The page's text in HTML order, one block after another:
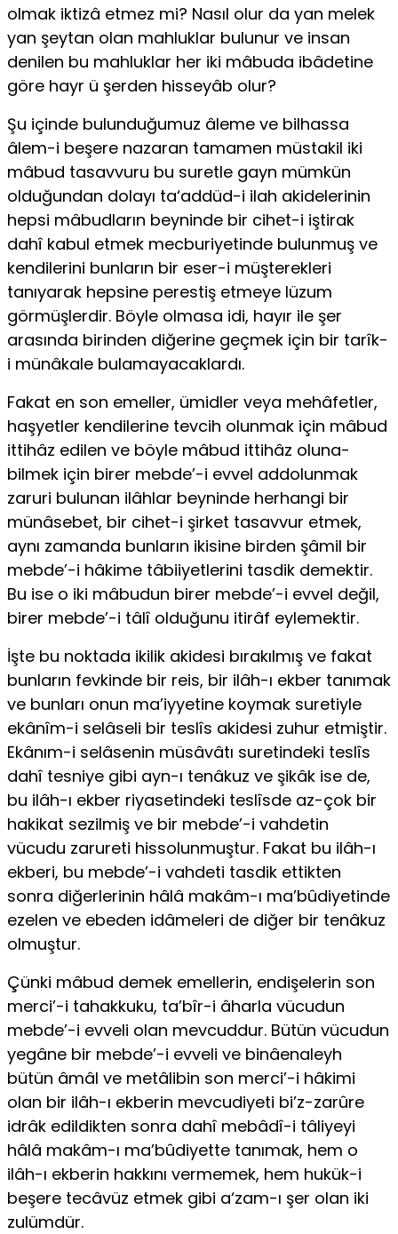
olmak iktizâ etmez mi? Nasıl olur da yan melek
yan şeytan olan mahluklar bulunur ve insan
denilen bu mahluklar her iki mâbuda ibâdetine
göre hayr ü şerden hisseyâb olur?
Şu içinde bulunduğumuz âleme ve bilhassa
âlem-i beşere nazaran ta­mamen müstakil iki
mâbud tasavvuru bu suretle gayn mümkün
olduğun­dan dolayı ta‘addüd-i ilah akidelerinin
hepsi mâbudların beyninde bir cihet-i iştirak
dahî kabul etmek mecburiyetinde bulunmuş ve
kendilerini bunların bir eser-i müşterekleri
tanıyarak hepsine perestiş etmeye lüzum
görmüşlerdir. Böyle olmasa idi, hayır ile şer
arasında birinden diğerine geçmek için bir tarîk-
i münâkale bulamayacaklardı.
Fakat en son emeller, ümidler veya mehâfetler,
haşyetler kendilerine tevcih olunmak için mâbud
ittihâz edilen ve böyle mâbud ittihâz oluna-
bilmek için birer mebde’-i evvel addolunmak
zaruri bulunan ilâhlar bey­ninde herhangi bir
münâsebet, bir cihet-i şirket tasavvur etmek,
aynı za­manda bunların ikisine birden şâmil bir
mebde’-i hâkime tâbiiyetlerini tasdik demektir.
Bu ise o iki mâbudun birer mebde’-i evvel değil,
birer mebde’-i tâlî olduğunu itirâf eylemektir.
İşte bu noktada ikilik akidesi bırakılmış ve fakat
bunların fevkinde bir reis, bir ilâh-ı ekber tanımak
ve bunları onun ma’iyyetine koymak sure­tiyle
ekânîm-i selâseli bir teslîs akidesi zuhur etmiştir.
Ekânım-i selâsenin müsâvâtı suretindeki teslîs
dahî tesniye gibi ayn-ı tenâkuz ve şikâk ise de,
bu ilâh-ı ekber riyasetindeki teslîsde az-çok bir
hakikat sezilmiş ve bir mebde’-i vahdetin
vücudu zarureti hissolunmuştur. Fakat bu ilâh-ı
ekberi, bu mebde’-i vahdeti tasdik ettikten
sonra diğerlerinin hâlâ makâm-ı ma’bûdiyetinde
ezelen ve ebeden idâmeleri de diğer bir tenâkuz
olmuş­tur.
Çünki mâbud demek emellerin, endişelerin son
merci’-i tahakkuku, ta’bîr-i âharla vücudun
mebde’-i evveli olan mevcuddur. Bütün vücudun
yegâne bir mebde’-i evveli ve binâenaleyh
bütün âmâl ve metâlibin son merci’-i hâkimi
olan bir ilâh-ı ekberin mevcudiyeti bi’z-zarûre
idrâk edildikten sonra dahî mebâdî-i tâliyeyi
hâlâ makâm-ı ma’bûdiyette tanımak, hem o
ilâh-ı ekberin hakkını vermemek, hem hukük-i
beşere tecâvüz et­mek gibi a‘zam-ı şer olan iki
zulümdür.